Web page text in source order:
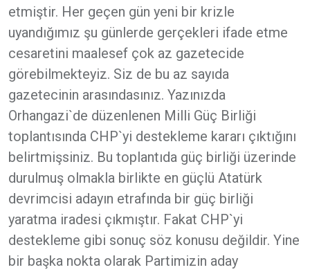
etmiştir. Her geçen gün yeni bir krizle
uyandığımız şu günlerde gerçekleri ifade etme
cesaretini maalesef çok az gazetecide
görebilmekteyiz. Siz de bu az sayıda
gazetecinin arasındasınız. Yazınızda
Orhangazi`de düzenlenen Milli Güç Birliği
toplantısında CHP`yi destekleme kararı çıktığını
belirtmişsiniz. Bu toplantıda güç birliği üzerinde
durulmuş olmakla birlikte en güçlü Atatürk
devrimcisi adayın etrafında bir güç birliği
yaratma iradesi çıkmıştır. Fakat CHP`yi
destekleme gibi sonuç söz konusu değildir. Yine
bir başka nokta olarak Partimizin aday